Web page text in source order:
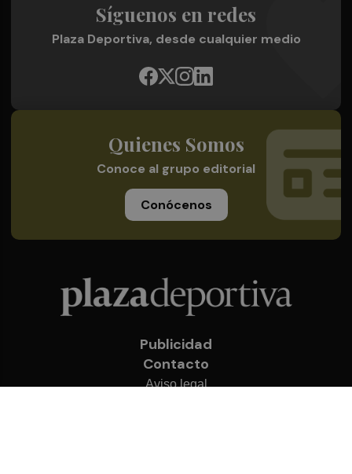
Síguenos en redes
Plaza Deportiva, desde cualquier medio
Quienes Somos
Conoce al grupo editorial
Conócenos
Publicidad
Contacto
Aviso legal